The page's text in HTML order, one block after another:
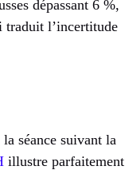
dépassant 6 %,
traduit l’incertitude
séance suivant la
illustre parfaitement